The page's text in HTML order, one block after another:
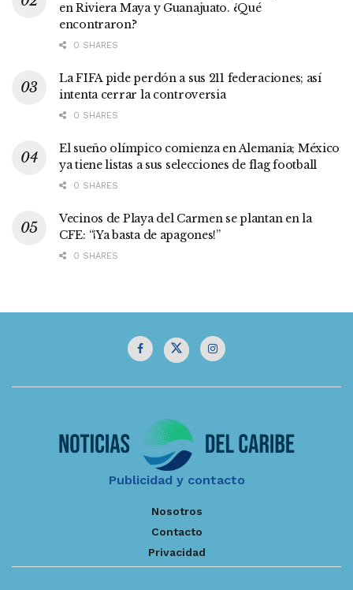
en Riviera Maya y Guanajuato. ¿Qué
encontraron?
0 SHARES
La FIFA pide perdón a sus 211 federaciones; así
intenta cerrar la controversia
0 SHARES
El sueño olímpico comienza en Alemania; México
ya tiene listas a sus selecciones de flag football
0 SHARES
Vecinos de Playa del Carmen se plantan en la
CFE: “¡Ya basta de apagones!”
0 SHARES
Publicidad y contacto
Nosotros
Contacto
Privacidad